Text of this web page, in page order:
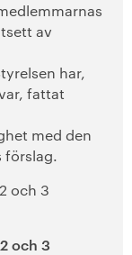
av
har,
fattat
med den
förslag.
och 3
och 3